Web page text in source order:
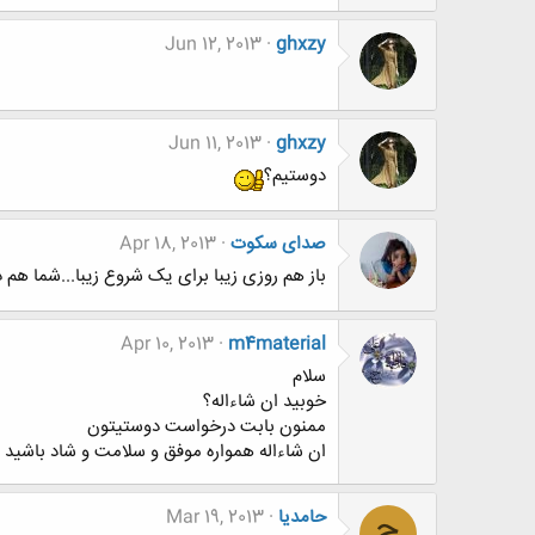
ghxzy
Jun 12, 2013
ghxzy
Jun 11, 2013
دوستیم؟
صدای سکوت Apr 18, 2013
باز هم روزی زیبا برای یک شروع زیبا...شما هم
m4material
Apr 10, 2013
سلام
خوبيد ان شاءاله؟
ممنون بابت درخواست دوستيتون
ان شاءاله همواره موفق و سلامت و شاد باشيد
حامدیا Mar 19, 2013